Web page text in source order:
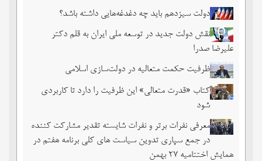
دولت سیزدهم باید چه دغدغه‌هایی داشته باشد؟
نقش دولت جدید در توسعه ملی ایران به قلم دکتر
علیرضا صدرا
ظرفیت حکمت متعالیه در دولت‌سازی اسلامی
کتاب «قدرت متعالی» این ظرفیت را دارد تا کاربردی
شود
معرفی نفرات برتر و نفرات شایسته تقدیر مشارکت کننده
در جمع سپاری تدوین سیاست های کلی برنامه هفتم در
همایش اختتامیه ۲۷ بهمن